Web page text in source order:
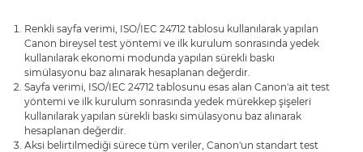
Renkli sayfa verimi, ISO/IEC 24712 tablosu kullanılarak yapılan
Canon bireysel test yöntemi ve ilk kurulum sonrasında yedek
kullanılarak ekonomi modunda yapılan sürekli baskı
simülasyonu baz alınarak hesaplanan değerdir.
Sayfa verimi, ISO/IEC 24712 tablosunu esas alan Canon'a ait test
yöntemi ve ilk kurulum sonrasında yedek mürekkep şişeleri
kullanılarak yapılan sürekli baskı simülasyonu baz alınarak
hesaplanan değerdir.
Aksi belirtilmediği sürece tüm veriler, Canon'un standart test